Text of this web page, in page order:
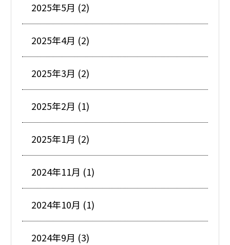
2025年5月 (2)
2025年4月 (2)
2025年3月 (2)
2025年2月 (1)
2025年1月 (2)
2024年11月 (1)
2024年10月 (1)
2024年9月 (3)